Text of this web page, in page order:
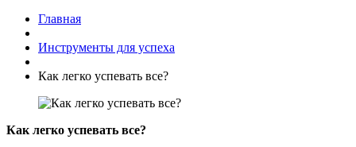
Главная
Инструменты для успеха
Как легко успевать все?
Как легко успевать все?